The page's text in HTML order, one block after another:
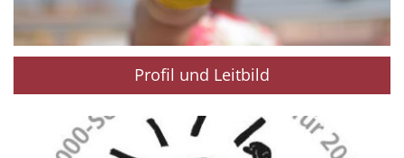
Profil und Leitbild